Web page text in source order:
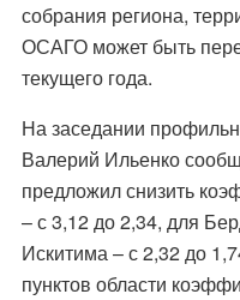
собрания региона,
ОСАГО может быть
текущего года.
На заседании
Валерий Ильенко
предложил снизить
– с 3,12 до 2,34, для
Искитима – с 2,32 до
пунктов области